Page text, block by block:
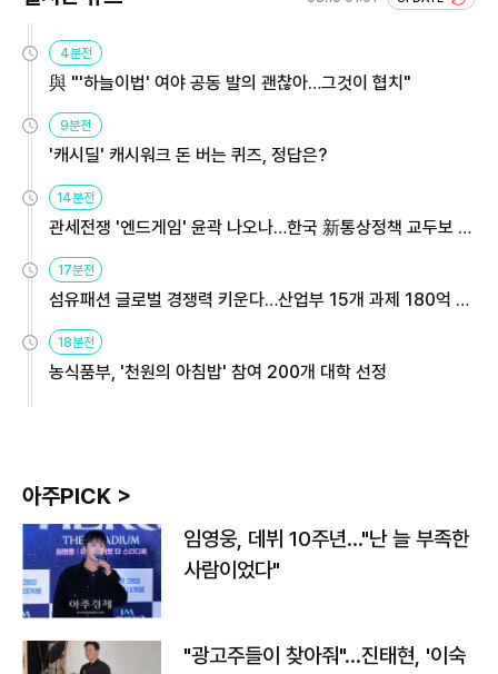
4분전
與 "'하늘이법' 여야 공동 발의 괜찮아…그것이 협치"
9분전
'캐시딜' 캐시워크 돈 버는 퀴즈, 정답은?
14분전
관세전쟁 '엔드게임' 윤곽 나오나…한국 新통상정책 교두보 활
17분전
섬유패션 글로벌 경쟁력 키운다…산업부 15개 과제 180억 지
18분전
농식품부, '천원의 아침밥' 참여 200개 대학 선정
아주PICK >
임영웅, 데뷔 10주년…"난 늘 부족한
사람이었다"
"광고주들이 찾아줘"…진태현, '이숙